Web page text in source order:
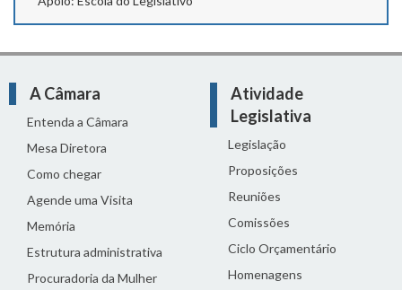
A Câmara
Entenda a Câmara
Mesa Diretora
Como chegar
Agende uma Visita
Memória
Estrutura administrativa
Procuradoria da Mulher
Atividade
Legislativa
Legislação
Proposições
Reuniões
Comissões
Ciclo Orçamentário
Homenagens